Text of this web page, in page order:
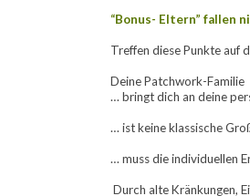
“Bonus- Eltern” fallen
Treffen diese Punkte auf
Deine Patchwork-Familie
… bringt dich an deine
… ist keine klassische
… muss die individuellen